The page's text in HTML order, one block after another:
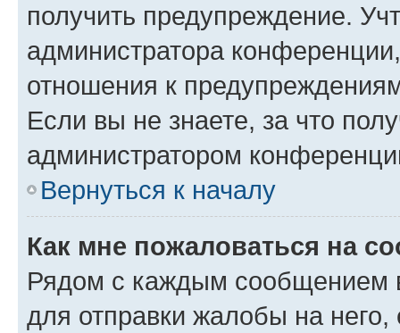
получить предупреждение.
администратора
отношения к
Если вы не знаете, за что
администратором
Вернуться к началу
Как мне пожаловаться на
Рядом с каждым сообщением
для отправки жалобы на